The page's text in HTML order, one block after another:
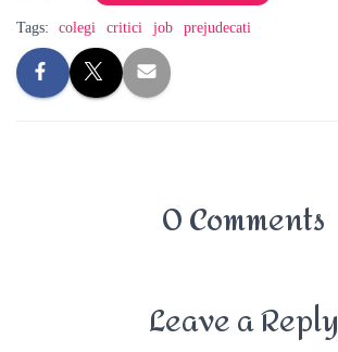
Tags: colegi critici job prejudecati
0 Comments
Leave a Reply